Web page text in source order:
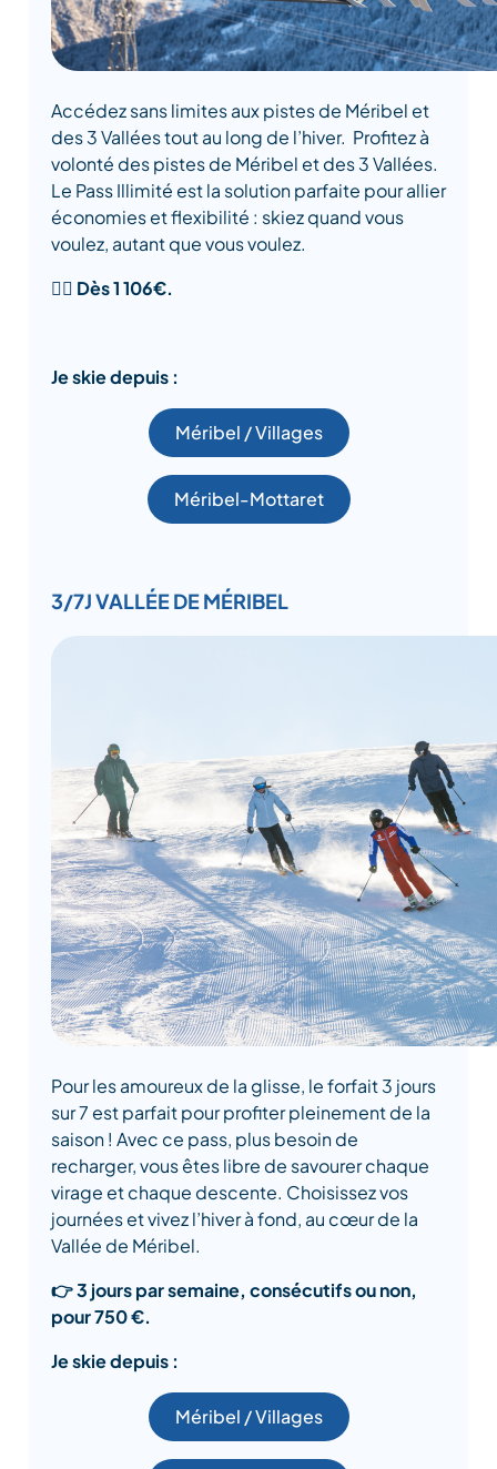
Accédez sans limites aux pistes de Méribel et
des 3 Vallées tout au long de l’hiver. Profitez à
volonté des pistes de Méribel et des 3 Vallées.
Le Pass Illimité est la solution parfaite pour allier
économies et flexibilité : skiez quand vous
voulez, autant que vous voulez.
👉🏾 Dès 1 106€.
Je skie depuis :
Méribel / Villages
Méribel-Mottaret
3/7J VALLÉE DE MÉRIBEL
Pour les amoureux de la glisse, le forfait 3 jours
sur 7 est parfait pour profiter pleinement de la
saison ! Avec ce pass, plus besoin de
recharger, vous êtes libre de savourer chaque
virage et chaque descente. Choisissez vos
journées et vivez l’hiver à fond, au cœur de la
Vallée de Méribel.
👉 3 jours par semaine, consécutifs ou non,
pour 750 €.
Je skie depuis :
Méribel / Villages